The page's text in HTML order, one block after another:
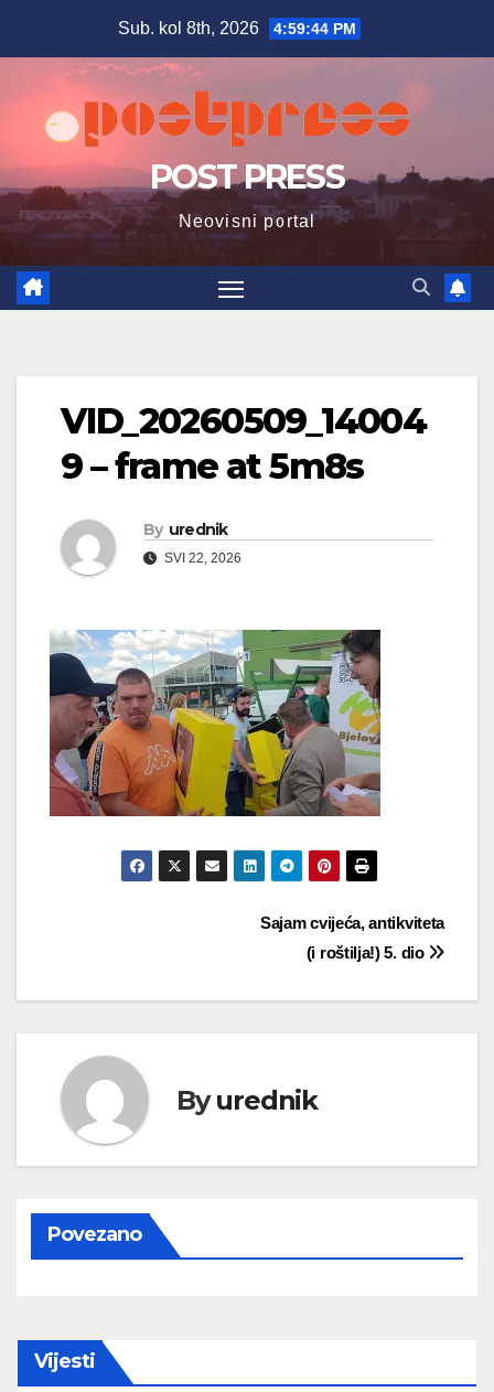
Sub. kol 8th, 2026 4:59:45 PM
POST PRESS
Neovisni portal
VID_20260509_14004
9 – frame at 5m8s
By urednik
SVI 22, 2026
Sajam cvijeća, antikviteta
(i roštilja!) 5. dio
Byurednik
Povezano
Vijesti